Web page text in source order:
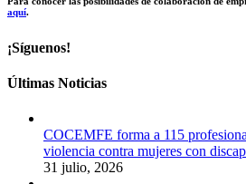
aquí.
¡Síguenos!
Últimas Noticias
COCEMFE forma a 115
violencia contra mujeres con
31 julio, 2026